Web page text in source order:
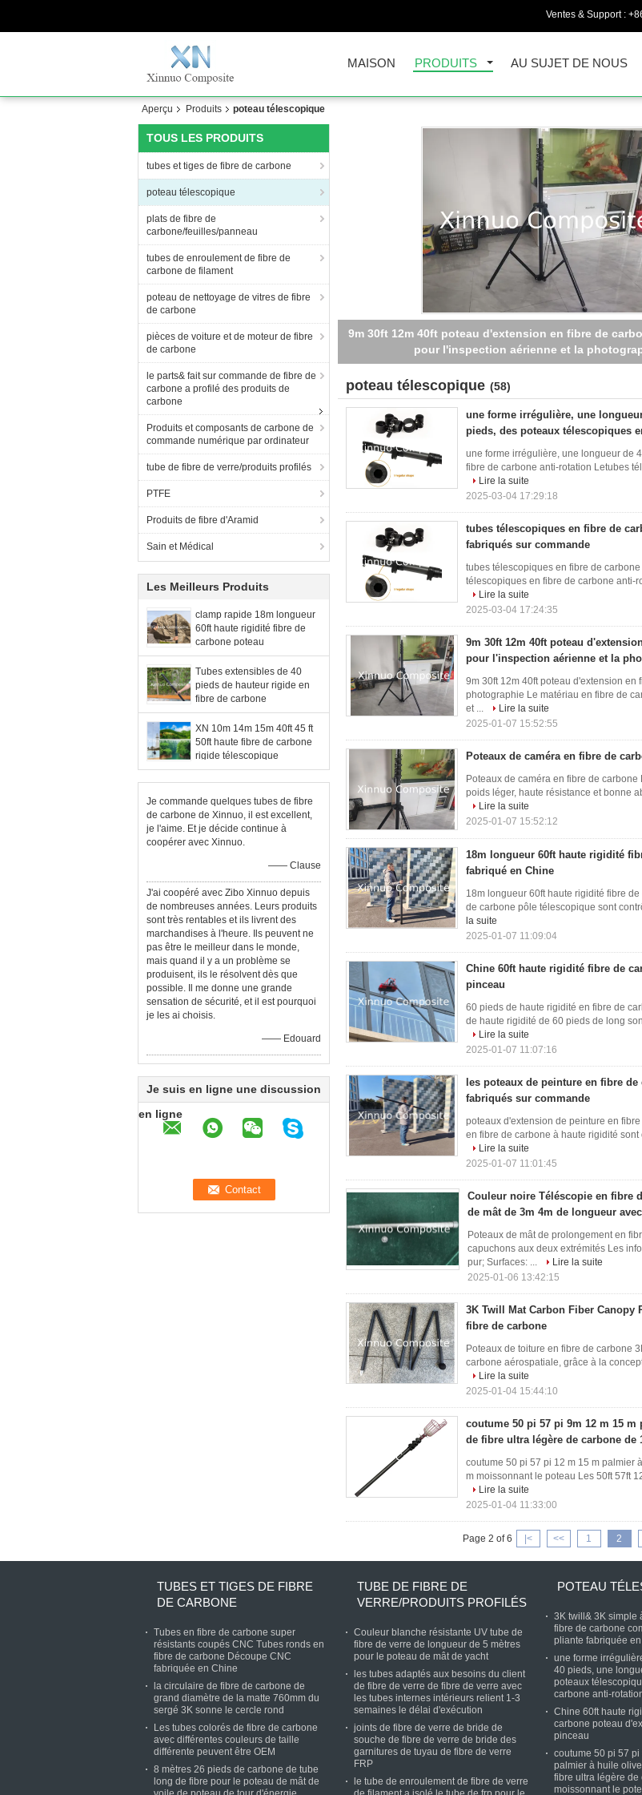
Ventes & Support :
MAISON PRODUITS AU SUJET DE NOUS
Aperçu Produits poteau télescopique
TOUS LES PRODUITS
tubes et tiges de fibre de carbone
poteau télescopique
plats de fibre de
carbone/feuilles/panneau
tubes de enroulement de fibre de
carbone de filament
poteau de nettoyage de vitres de fibre
de carbone
pièces de voiture et de moteur de fibre
de carbone
le parts& fait sur commande de fibre de
carbone a profilé des produits de
carbone
Produits et composants de carbone de
commande numérique par ordinateur
tube de fibre de verre/produits profilés
PTFE
Produits de fibre d'Aramid
Sain et Médical
Les Meilleurs Produits
clamp rapide 18m longueur
60ft haute rigidité fibre de
carbone poteau
télescopique
Tubes extensibles de 40
pieds de hauteur rigide en
fibre de carbone
XN 10m 14m 15m 40ft 45 ft
50ft haute fibre de carbone
rigide télescopique
Je commande quelques tubes de fibre
de carbone de Xinnuo, il est excellent,
je l'aime. Et je décide continue à
coopérer avec Xinnuo.
—— Clause
J'ai coopéré avec Zibo Xinnuo depuis
de nombreuses années. Leurs produits
sont très rentables et ils livrent des
marchandises à l'heure. Ils peuvent ne
pas être le meilleur dans le monde,
mais quand il y a un problème se
produisent, ils le résolvent dès que
possible. Il me donne une grande
sensation de sécurité, et il est pourquoi
je les ai choisis.
—— Edouard
Je suis en ligne une discussion
en ligne
3K Twill Mat Carbon Fiber Canopy Pole à haute
de carbone
poteau télescopique (58)
une forme irrégulière, une
pieds, des poteaux télescopiques
une forme irrégulière, une longueur de
fibre de carbone anti-rotation Letubes
Lire la suite
2025-03-04 17:29:18
tubes télescopiques en fibre de
fabriqués sur commande
tubes télescopiques en fibre de
télescopiques en fibre de carbone anti-
Lire la suite
2025-03-04 17:24:35
9m 30ft 12m 40ft poteau
pour l'inspection aérienne et la
9m 30ft 12m 40ft poteau d'extension
photographie Le matériau en fibre de
et ...
Lire la suite
2025-01-07 15:52:55
Poteaux de caméra en fibre de
Poteaux de caméra en fibre de
poids léger, haute résistance et bonne
Lire la suite
2025-01-07 15:52:12
18m longueur 60ft haute rigidité
fabriqué en Chine
18m longueur 60ft haute rigidité fibre
de carbone pôle télescopique sont
la suite
2025-01-07 11:09:04
Chine 60ft haute rigidité fibre de
pinceau
60 pieds de haute rigidité en fibre de
de haute rigidité de 60 pieds de long
Lire la suite
2025-01-07 11:07:16
les poteaux de peinture en fibre
fabriqués sur commande
poteaux d'extension de peinture en
en fibre de carbone à haute rigidité
Lire la suite
2025-01-07 11:01:45
Couleur noire Téléscopie en fibre
de mât de 3m 4m de longueur
Poteaux de mât de prolongement en
capuchons aux deux extrémités Les
pur; Surfaces: ...
Lire la suite
2025-01-06 13:42:15
3K Twill Mat Carbon Fiber Canopy
fibre de carbone
Poteaux de toiture en fibre de carbone
carbone aérospatiale, grâce à la
Lire la suite
2025-01-04 15:44:10
coutume 50 pi 57 pi 9m 12 m 15
de fibre ultra légère de carbone de
coutume 50 pi 57 pi 12 m 15 m palmier
m moissonnant le poteau Les 50ft 57ft
Lire la suite
2025-01-04 11:33:00
Page 2 of 6 |< << 1 2
TUBES ET TIGES DE FIBRE
DE CARBONE
Tubes en fibre de carbone super
résistants coupés CNC Tubes ronds en
fibre de carbone Découpe CNC
fabriquée en Chine
la circulaire de fibre de carbone de
grand diamètre de la matte 760mm du
sergé 3K sonne le cercle rond
Les tubes colorés de fibre de carbone
avec différentes couleurs de taille
différente peuvent être OEM
8 mètres 26 pieds de carbone de tube
long de fibre pour le poteau de mât de
TUBE DE FIBRE DE
VERRE/PRODUITS PROFILÉS
Couleur blanche résistante UV tube de
fibre de verre de longueur de 5 mètres
pour le poteau de mât de yacht
les tubes adaptés aux besoins du client
de fibre de verre de fibre de verre avec
les tubes internes intérieurs relient 1-3
semaines le délai d'exécution
joints de fibre de verre de bride de
souche de fibre de verre de bride des
garnitures de tuyau de fibre de verre
FRP
le tube de enroulement de fibre de verre
POTEAU
3K twill& 3K simple
fibre de carbone
pliante fabriquée
une forme
40 pieds, une
poteaux
carbone anti-
Chine 60ft haute
carbone poteau
pinceau
coutume 50 pi 57 pi
palmier à huile
fibre ultra légère de
moissonnant le